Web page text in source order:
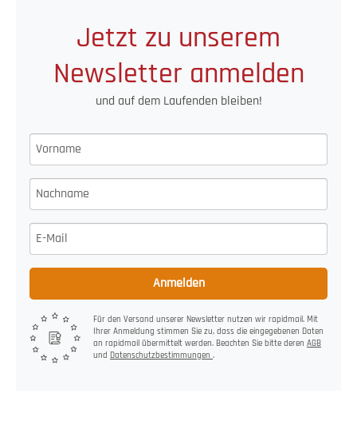
Jetzt zu unserem
Newsletter anmelden
und auf dem Laufenden bleiben!
Anmelden
Für den Versand unserer Newsletter nutzen wir rapidmail. Mit
Ihrer Anmeldung stimmen Sie zu, dass die eingegebenen Daten
an rapidmail übermittelt werden. Beachten Sie bitte deren AGB
und Datenschutzbestimmungen .